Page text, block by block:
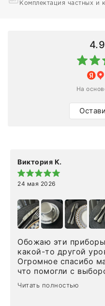
Комплектация частных и
4.9
На
Виктория К.
24 мая 2026
Обожаю эти
какой-то другой
Огромное спасибо
что помогли с
доставкой и
была здесь лично,
внутри очень
Читать полностью